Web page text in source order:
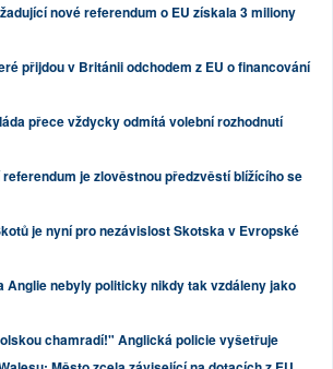
nové referendum o EU získala 3 miliony
přijdou v Británii odchodem z EU o financování
přece vždycky odmítá volební rozhodnutí
je zlověstnou předzvěstí blížícího se
je nyní pro nezávislost Skotska v Evropské
Anglie nebyly politicky nikdy tak vzdáleny jako
chamradí!" Anglická policie vyšetřuje